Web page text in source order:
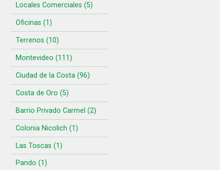
Locales Comerciales (5)
Oficinas (1)
Terrenos (10)
Montevideo (111)
Ciudad de la Costa (96)
Costa de Oro (5)
Barrio Privado Carmel (2)
Colonia Nicolich (1)
Las Toscas (1)
Pando (1)